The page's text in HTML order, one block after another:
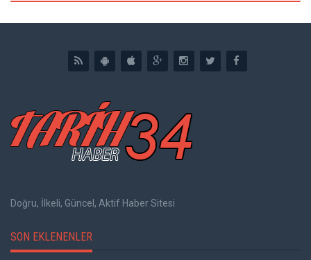
Doğru, İlkeli, Güncel, Aktif Haber Sitesi
SON EKLENENLER